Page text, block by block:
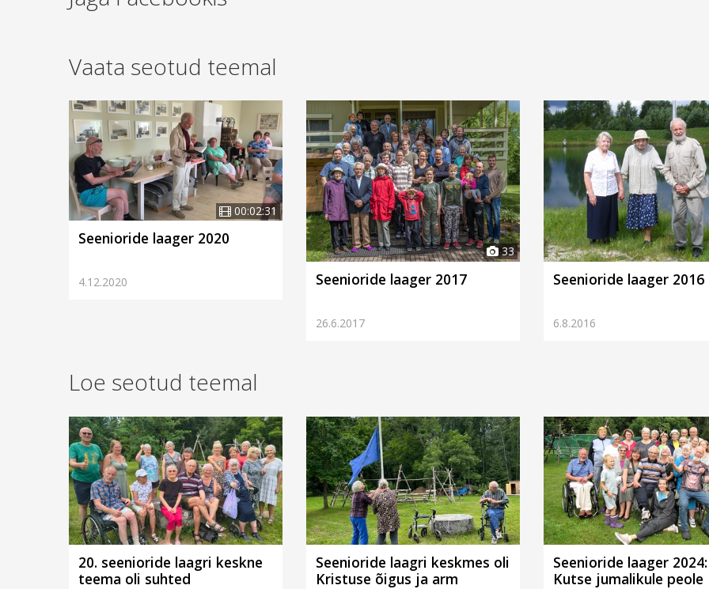
Vaata seotud teemal
00:02:31
Seenioride laager 2020
4.12.2020
33
Seenioride laager 2017
26.6.2017
Seenioride laager 2016
6.8.2016
Loe seotud teemal
20. seenioride laagri keskne
teema oli suhted
Seenioride laagri keskmes oli
Kristuse õigus ja arm
Seenioride laager 2024:
Kutse jumalikule peole